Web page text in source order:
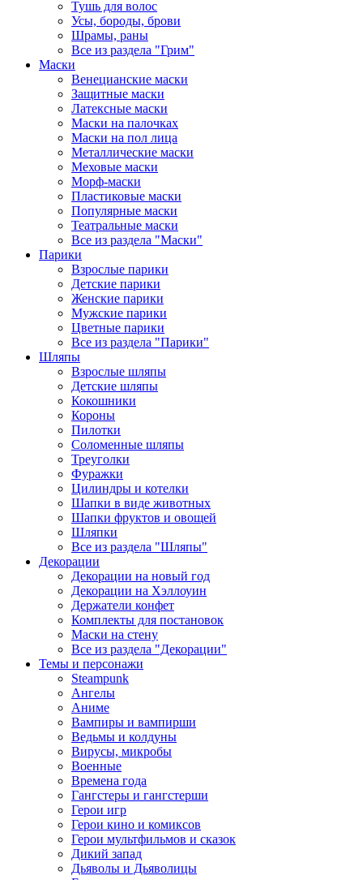
Тушь для волос
Усы, бороды, брови
Шрамы, раны
Все из раздела "Грим"
Маски
Венецианские маски
Защитные маски
Латексные маски
Маски на палочках
Маски на пол лица
Металлические маски
Меховые маски
Морф-маски
Пластиковые маски
Популярные маски
Театральные маски
Все из раздела "Маски"
Парики
Взрослые парики
Детские парики
Женские парики
Мужские парики
Цветные парики
Все из раздела "Парики"
Шляпы
Взрослые шляпы
Детские шляпы
Кокошники
Короны
Пилотки
Соломенные шляпы
Треуголки
Фуражки
Цилиндры и котелки
Шапки в виде животных
Шапки фруктов и овощей
Шляпки
Все из раздела "Шляпы"
Декорации
Декорации на новый год
Декорации на Хэллоуин
Держатели конфет
Комплекты для постановок
Маски на стену
Все из раздела "Декорации"
Темы и персонажи
Steampunk
Ангелы
Аниме
Вампиры и вампирши
Ведьмы и колдуны
Вирусы, микробы
Военные
Времена года
Гангстеры и гангстерши
Герои игр
Герои кино и комиксов
Герои мультфильмов и сказок
Дикий запад
Дьяволы и Дьяволицы